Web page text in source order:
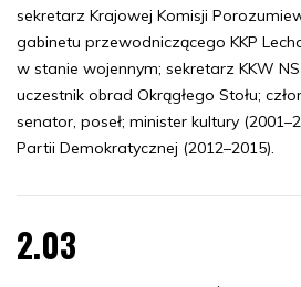
sekretarz Krajowej Komisji
gabinetu przewodniczącego KKP
w stanie wojennym; sekretarz KKW
uczestnik obrad Okrągłego Stołu;
senator, poseł; minister kultury
Partii Demokratycznej (2012–2015).
2.03